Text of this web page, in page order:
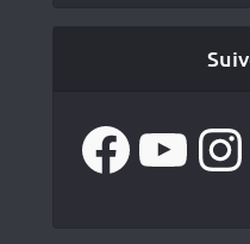
FacebookYouTube